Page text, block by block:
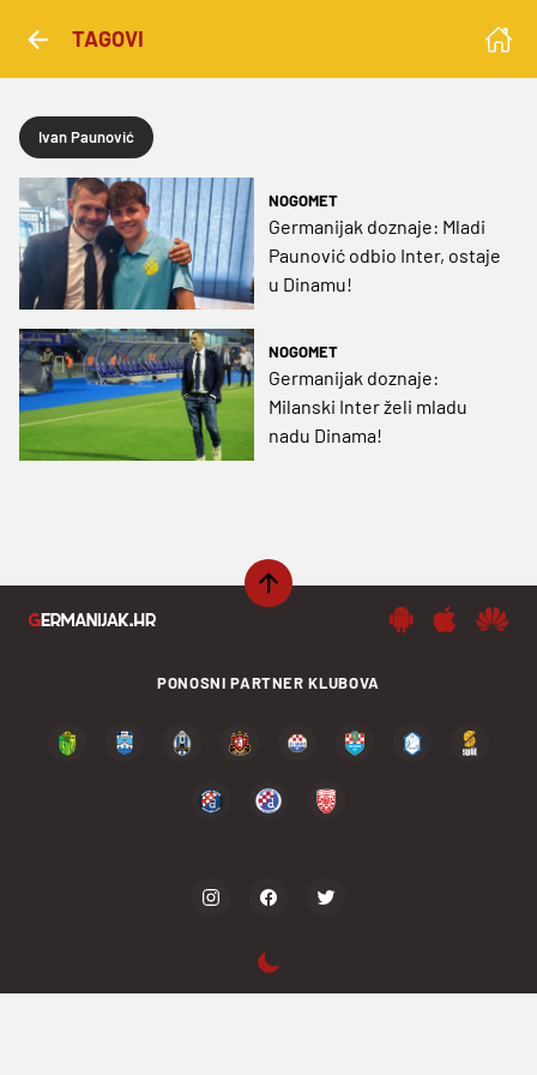
TAGOVI
Ivan Paunović
NOGOMET
Germanijak doznaje: Mladi
Paunović odbio Inter, ostaje
u Dinamu!
NOGOMET
Germanijak doznaje:
Milanski Inter želi mladu
nadu Dinama!
PONOSNI PARTNER KLUBOVA